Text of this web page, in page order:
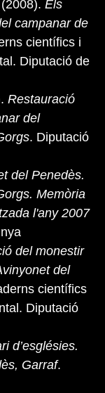
Els
campanar de
científics i
Diputació de
Restauració
del
. Diputació
del Penedès.
Memòria
l'any 2007
del monestir
del
científics
Diputació
d’esglésies.
Garraf.